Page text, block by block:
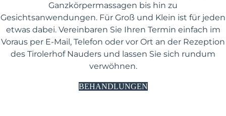
Ganzkörpermassagen bis hin zu
Gesichtsanwendungen. Für Groß und Klein ist für jeden
etwas dabei. Vereinbaren Sie Ihren Termin einfach im
Voraus per E-Mail, Telefon oder vor Ort an der Rezeption
des Tirolerhof Nauders und lassen Sie sich rundum
verwöhnen.
BEHANDLUNGEN